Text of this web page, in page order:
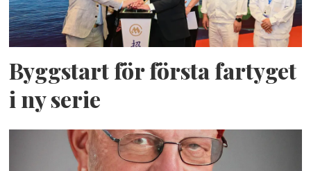
Byggstart för första fartyget
i ny serie